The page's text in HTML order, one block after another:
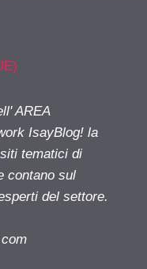
AREA
IsayBlog! la
tematici di
contano sul
del settore.